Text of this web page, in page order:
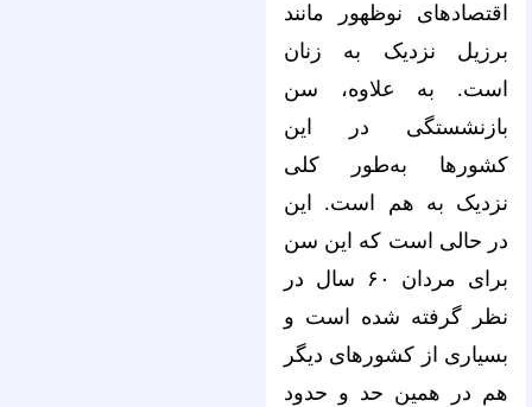
اقتصادهای نوظهور مانند
برزیل نزدیک به زنان
است. به علاوه، سن
بازنشستگی در این
کشورها به‌طور کلی
نزدیک به هم است. این
در حالی است که این سن
برای مردان ۶۰ سال در
نظر گرفته شده است و
بسیاری از کشورهای دیگر
هم در همین حد و حدود